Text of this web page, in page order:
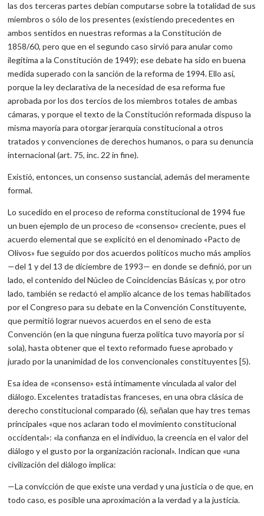
las dos terceras partes debían computarse sobre la totalidad de sus
miembros o sólo de los presentes (existiendo precedentes en
ambos sentidos en nuestras reformas a la Constitución de
1858/60, pero que en el segundo caso sirvió para anular como
ilegítima a la Constitución de 1949); ese debate ha sido en buena
medida superado con la sanción de la reforma de 1994. Ello así,
porque la ley declarativa de la necesidad de esa reforma fue
aprobada por los dos tercios de los miembros totales de ambas
cámaras, y porque el texto de la Constitución reformada dispuso la
misma mayoría para otorgar jerarquía constitucional a otros
tratados y convenciones de derechos humanos, o para su denuncia
internacional (art. 75, inc. 22 in fine).
Existió, entonces, un consenso sustancial, además del meramente
formal.
Lo sucedido en el proceso de reforma constitucional de 1994 fue
un buen ejemplo de un proceso de «consenso» creciente, pues el
acuerdo elemental que se explicitó en el denominado «Pacto de
Olivos» fue seguido por dos acuerdos políticos mucho más amplios
—del 1 y del 13 de diciembre de 1993— en donde se definió, por un
lado, el contenido del Núcleo de Coincidencias Básicas y, por otro
lado, también se redactó el amplio alcance de los temas habilitados
por el Congreso para su debate en la Convención Constituyente,
que permitió lograr nuevos acuerdos en el seno de esta
Convención (en la que ninguna fuerza política tuvo mayoría por sí
sola), hasta obtener que el texto reformado fuese aprobado y
jurado por la unanimidad de los convencionales constituyentes [5).
Esa idea de «consenso» está íntimamente vinculada al valor del
diálogo. Excelentes tratadistas franceses, en una obra clásica de
derecho constitucional comparado (6), señalan que hay tres temas
principales «que nos aclaran todo el movimiento constitucional
occidental»: «la confianza en el individuo, la creencia en el valor del
diálogo y el gusto por la organización racional». Indican que «una
civilización del diálogo implica:
—La convicción de que existe una verdad y una justicia o de que, en
todo caso, es posible una aproximación a la verdad y a la justicia.